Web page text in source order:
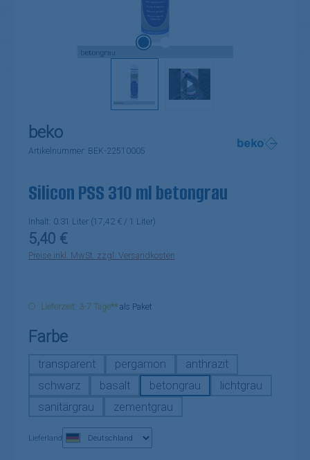
beko
Artikelnummer: BEK-22510005
Silicon PSS 310 ml betongrau
Inhalt: 0.31 Liter (17,42 € / 1 Liter)
Regulärer Preis:
5,40 €
Preise inkl. MwSt. zzgl. Versandkosten
Lieferzeit: 3-7 Tage** als Paket
Farbeauswählen
transparent pergamon
anthrazit
schwarz
basalt betongrau
lichtgrau
sanitärgrau
zementgrau
Lieferland